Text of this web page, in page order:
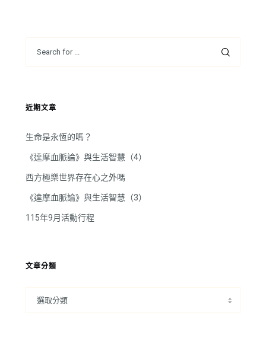
近期文章
生命是永恆的嗎？
《達摩血脈論》與生活智慧（4）
西方極樂世界存在心之外嗎
《達摩血脈論》與生活智慧（3）
115年9月活動行程
文章分類